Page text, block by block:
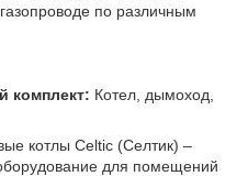
по различным
комплект: Котел, дымоход,
котлы Celtic (Селтик) –
для помещений